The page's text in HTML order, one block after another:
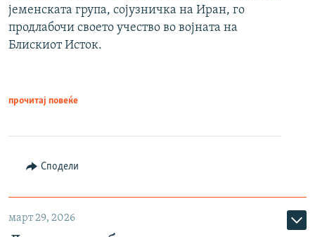
јеменската група, сојузничка на Иран, го
продлабочи своето учество во војната на
Блискиот Исток.
прочитај повеќе
Сподели
март 29, 2026